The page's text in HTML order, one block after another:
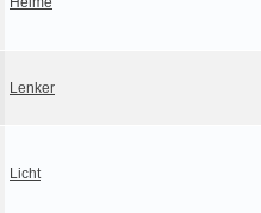
Lenker
Licht